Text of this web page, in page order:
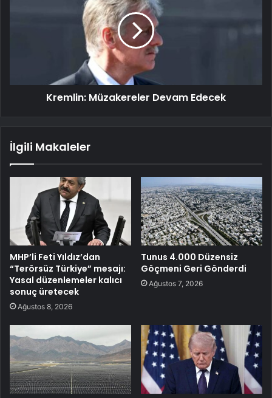
Kremlin: Müzakereler Devam Edecek
İlgili Makaleler
MHP’li Feti Yıldız’dan
“Terörsüz Türkiye” mesajı:
Yasal düzenlemeler kalıcı
sonuç üretecek
Ağustos 8, 2026
Tunus 4.000 Düzensiz
Göçmeni Geri Gönderdi
Ağustos 7, 2026